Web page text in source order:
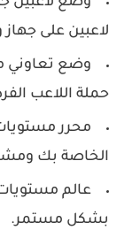
لاعبين على جهاز واحد في
وضع تعاوني
حملة اللاعب
محرر
الخاصة بك
عالم
بشكل مستمر.